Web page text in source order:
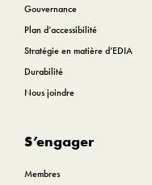
Gouvernance
Plan d’accessibilité
Stratégie en matière d’EDIA
Durabilité
Nous joindre
S’engager
Membres